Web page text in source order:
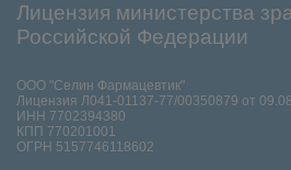
Лицензия министерства
Российской Федерации
ООО "Селин Фармацевтик"
Лицензия Л041-01137-77/00350879 от
ИНН 7702394380
КПП 770201001
ОГРН 5157746118602